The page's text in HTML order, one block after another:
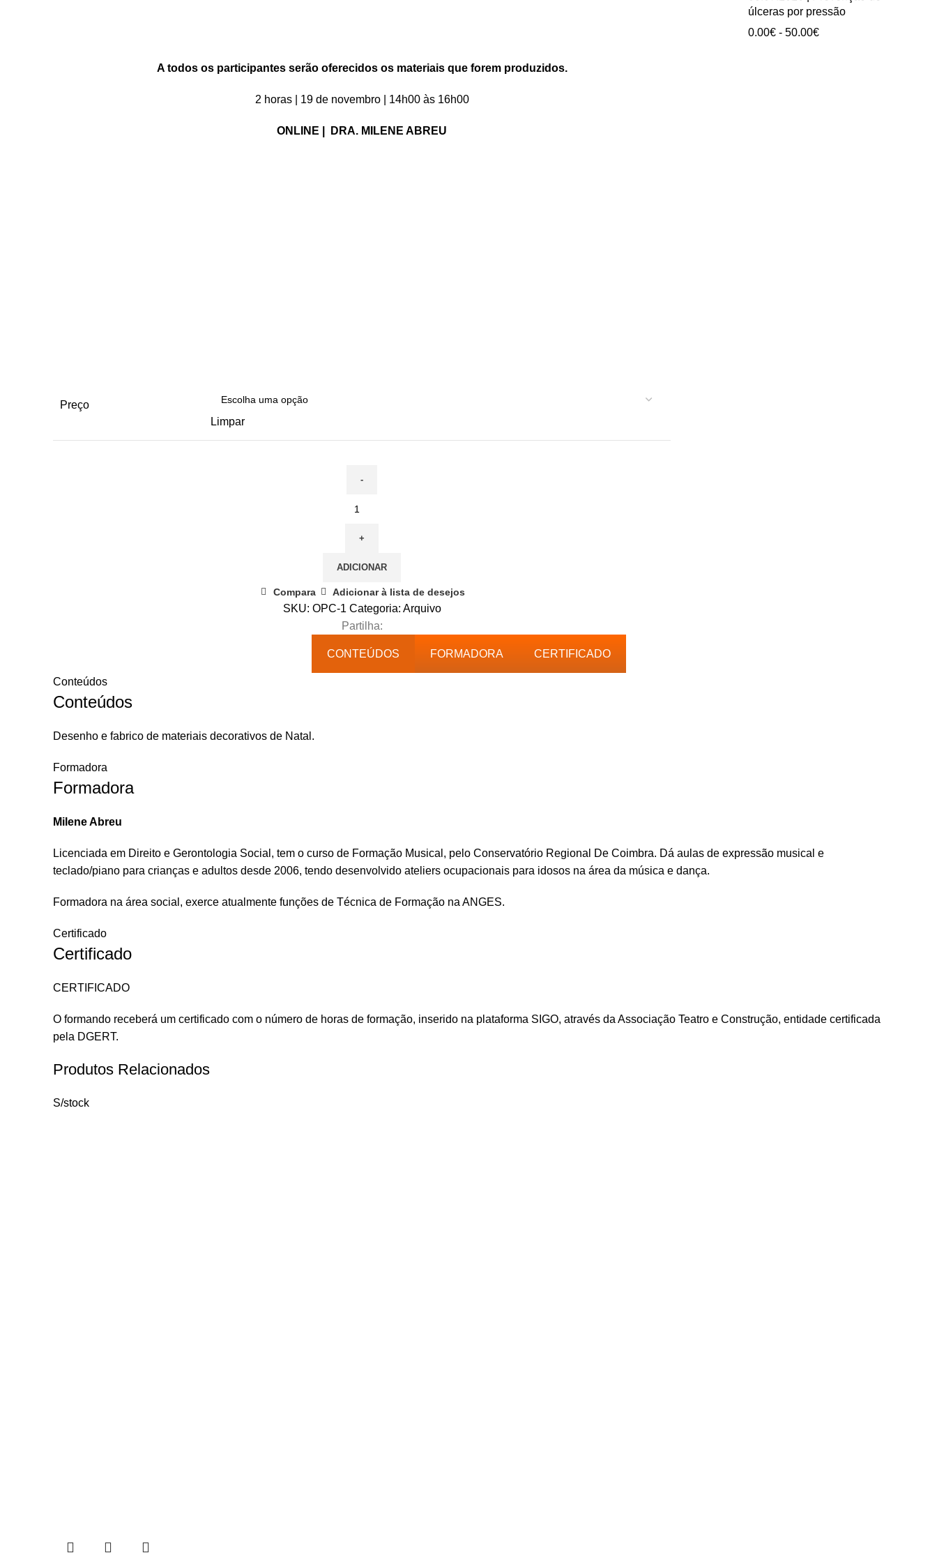
A todos os participantes serão oferecidos os materiais que forem produzidos.
2 horas | 19 de novembro | 14h00 às 16h00
ONLINE | DRA. MILENE ABREU
Preço
Limpar
ADICIONAR
Compara Adicionar à lista de desejos
SKU: OPC-1 Categoria: Arquivo
Partilha:
0.00€
40.00€
úlceras por pressão
0.00€ - 50.00€Intervalo
CONTEÚDOS FORMADORA CERTIFICADO
Conteúdos
Conteúdos
Desenho e fabrico de materiais decorativos de Natal.
Formadora
Formadora
Milene Abreu
Licenciada em Direito e Gerontologia Social, tem o curso de Formação Musical, pelo Conservatório Regional De Coimbra. Dá aulas de expressão musical e
teclado/piano para crianças e adultos desde 2006, tendo desenvolvido ateliers ocupacionais para idosos na área da música e dança.
Formadora na área social, exerce atualmente funções de Técnica de Formação na ANGES.
Certificado
Certificado
CERTIFICADO
O formando receberá um certificado com o número de horas de formação, inserido na plataforma SIGO, através da Associação Teatro e Construção, entidade certificada
pela DGERT.
Produtos Relacionados
S/stock